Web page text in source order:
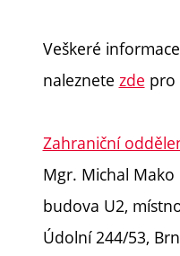
Veškeré
naleznete zde pro
Zahraniční
Mgr. Michal Mako
budova U2,
Údolní 244/53,